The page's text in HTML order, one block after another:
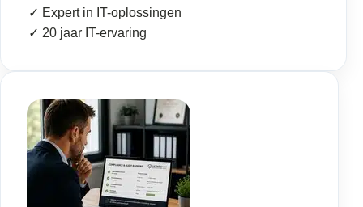
✓ Expert in IT-oplossingen
✓ 20 jaar IT-ervaring